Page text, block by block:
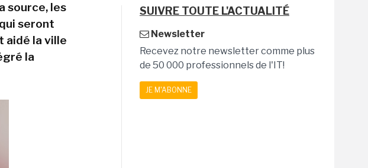
source, les
seront
aidé la ville
la
SUIVRE TOUTE L'ACTUALITÉ
Newsletter
Recevez notre newsletter comme plus
de 50 000 professionnels de l'IT!
JE M'ABONNE